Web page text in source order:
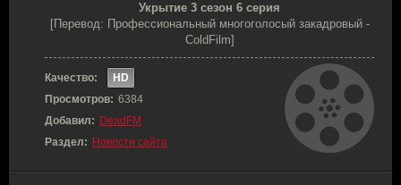
Укрытие 3 сезон 6 серия
[Перевод: Профессиональный многоголосый закадровый -
ColdFilm]
Качество:
HD
Просмотров: 6384
Добавил: DeadFM
Раздел: Новости сайта